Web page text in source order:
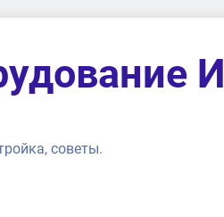
И
советы.